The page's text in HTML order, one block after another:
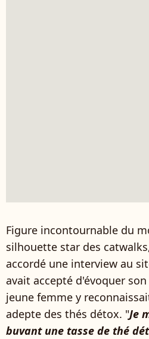
Figure incontournable du
silhouette star des
accordé une interview au
avait accepté d'évoquer
jeune femme y
adepte des thés détox. "Je
buvant une tasse de thé